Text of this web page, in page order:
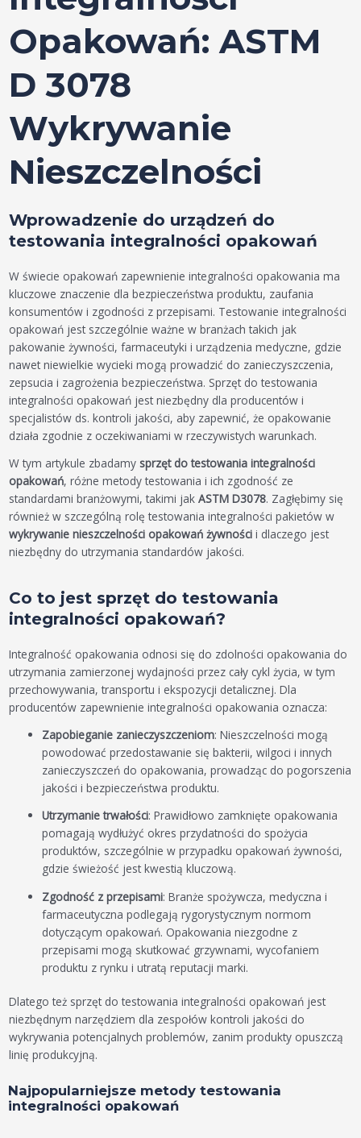
Opakowań: ASTM
D 3078
Wykrywanie
Nieszczelności
Wprowadzenie do urządzeń do
testowania integralności opakowań
W świecie opakowań zapewnienie integralności opakowania ma
kluczowe znaczenie dla bezpieczeństwa produktu, zaufania
konsumentów i zgodności z przepisami. Testowanie integralności
opakowań jest szczególnie ważne w branżach takich jak
pakowanie żywności, farmaceutyki i urządzenia medyczne, gdzie
nawet niewielkie wycieki mogą prowadzić do zanieczyszczenia,
zepsucia i zagrożenia bezpieczeństwa. Sprzęt do testowania
integralności opakowań jest niezbędny dla producentów i
specjalistów ds. kontroli jakości, aby zapewnić, że opakowanie
działa zgodnie z oczekiwaniami w rzeczywistych warunkach.
W tym artykule zbadamy sprzęt do testowania integralności
opakowań, różne metody testowania i ich zgodność ze
standardami branżowymi, takimi jak ASTM D3078. Zagłębimy się
również w szczególną rolę testowania integralności pakietów w
wykrywanie nieszczelności opakowań żywności i dlaczego jest
niezbędny do utrzymania standardów jakości.
Co to jest sprzęt do testowania
integralności opakowań?
Integralność opakowania odnosi się do zdolności opakowania do
utrzymania zamierzonej wydajności przez cały cykl życia, w tym
przechowywania, transportu i ekspozycji detalicznej. Dla
producentów zapewnienie integralności opakowania oznacza:
Zapobieganie zanieczyszczeniom: Nieszczelności mogą
powodować przedostawanie się bakterii, wilgoci i innych
zanieczyszczeń do opakowania, prowadząc do pogorszenia
jakości i bezpieczeństwa produktu.
Utrzymanie trwałości: Prawidłowo zamknięte opakowania
pomagają wydłużyć okres przydatności do spożycia
produktów, szczególnie w przypadku opakowań żywności,
gdzie świeżość jest kwestią kluczową.
Zgodność z przepisami: Branże spożywcza, medyczna i
farmaceutyczna podlegają rygorystycznym normom
dotyczącym opakowań. Opakowania niezgodne z
przepisami mogą skutkować grzywnami, wycofaniem
produktu z rynku i utratą reputacji marki.
Dlatego też sprzęt do testowania integralności opakowań jest
niezbędnym narzędziem dla zespołów kontroli jakości do
wykrywania potencjalnych problemów, zanim produkty opuszczą
linię produkcyjną.
Najpopularniejsze metody testowania
integralności opakowań